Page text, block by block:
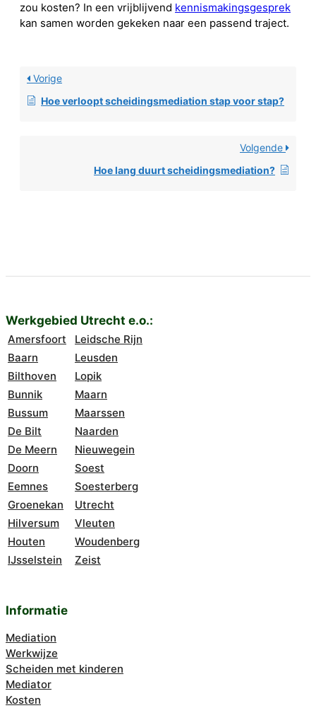
zou kosten? In een vrijblijvend kennismakingsgesprek
kan samen worden gekeken naar een passend traject.
Vorige
Hoe verloopt scheidingsmediation stap voor stap?
Volgende
Hoe lang duurt scheidingsmediation?
Werkgebied Utrecht e.o.:
Amersfoort
Leidsche Rijn
Baarn
Leusden
Bilthoven
Lopik
Bunnik
Maarn
Bussum
Maarssen
De Bilt
Naarden
De Meern
Nieuwegein
Doorn
Soest
Eemnes
Soesterberg
Groenekan
Utrecht
Hilversum
Vleuten
Houten
Woudenberg
IJsselstein
Zeist
Informatie
Mediation
Werkwijze
Scheiden met kinderen
Mediator
Kosten